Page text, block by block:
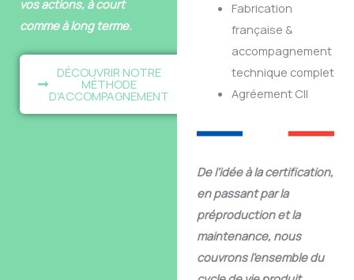
vos actions, à court
comme à long terme.
DÉCOUVRIR NOTRE
MÉTHODE
D'ACCOMPAGNEMENT
Fabrication
française &
accompagnement
technique complet
Agréement CII
De l’idée à la certification,
en passant par la
préproduction et la
maintenance, nous
couvrons l’ensemble du